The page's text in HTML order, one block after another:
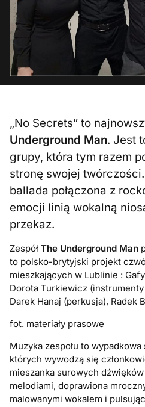
„No Secrets” to
Underground Man. Jest
grupy, która tym razem
stronę swojej
ballada połączona z
emocji linią wokalną
przekaz.
ZespółThe Underground Man
to polsko-brytyjski projekt
mieszkających w Lublinie :
Dorota Turkiewicz
Darek Hanaj (perkusja), Radek
fot. materiały prasowe
Muzyka zespołu to
których wywodzą się
mieszanka surowych
melodiami, doprawiona
malowanymi wokalem i